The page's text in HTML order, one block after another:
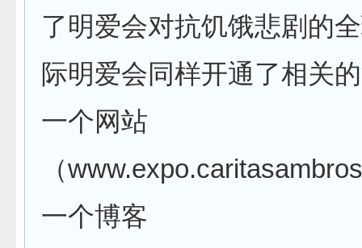
了明爱会对抗饥饿悲剧的
际明爱会同样开通了相关
一个网站
（
一个博客